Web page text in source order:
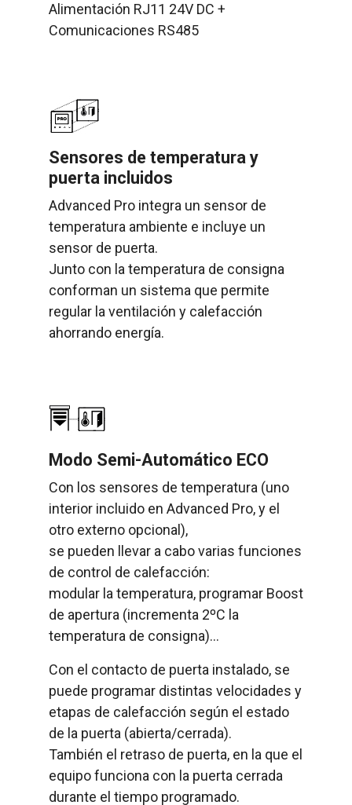
Alimentación RJ11 24V DC +
Comunicaciones RS485
Sensores de temperatura y
puerta incluidos
Advanced Pro integra un sensor de
temperatura ambiente e incluye un
sensor de puerta.
Junto con la temperatura de consigna
conforman un sistema que permite
regular la ventilación y calefacción
ahorrando energía.
Modo Semi-Automático ECO
Con los sensores de temperatura (uno
interior incluido en Advanced Pro, y el
otro externo opcional),
se pueden llevar a cabo varias funciones
de control de calefacción:
modular la temperatura, programar Boost
de apertura (incrementa 2ºC la
temperatura de consigna)...
Con el contacto de puerta instalado, se
puede programar distintas velocidades y
etapas de calefacción según el estado
de la puerta (abierta/cerrada).
También el retraso de puerta, en la que el
equipo funciona con la puerta cerrada
durante el tiempo programado.